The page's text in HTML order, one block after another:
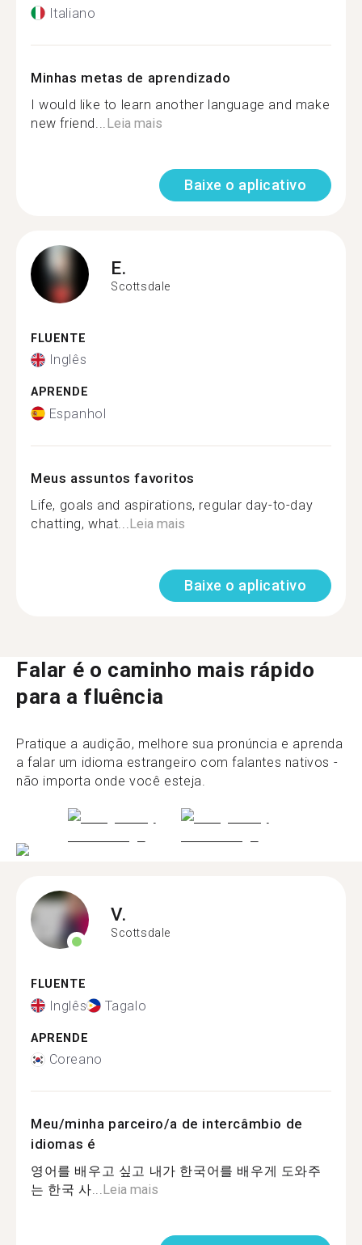
Italiano
Minhas metas de aprendizado
I would like to learn another language and make
new friend... Leia mais
Baixe o aplicativo
E.
Scottsdale
FLUENTE
Inglês
APRENDE
Espanhol
Meus assuntos favoritos
Life, goals and aspirations, regular day-to-day
chatting, what... Leia mais
Baixe o aplicativo
Falar é o caminho mais rápido
para a fluência
Pratique a audição, melhore sua pronúncia e aprenda
a falar um idioma estrangeiro com falantes nativos -
não importa onde você esteja.
V.
Scottsdale
FLUENTE
Inglês Tagalo
APRENDE
Coreano
Meu/minha parceiro/a de intercâmbio de
idiomas é
영어를 배우고 싶고 내가 한국어를 배우게 도와주
는 한국 사...Leia mais